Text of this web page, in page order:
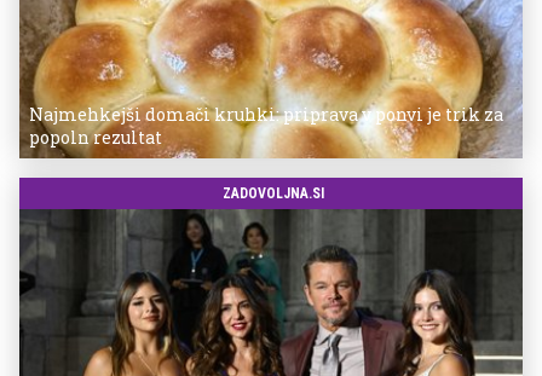
Najmehkejši domači kruhki: priprava v ponvi je trik za
popoln rezultat
ZADOVOLJNA.SI